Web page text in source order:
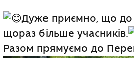
Дуже приємно, що до
щораз більше учасників.
Разом прямуємо до